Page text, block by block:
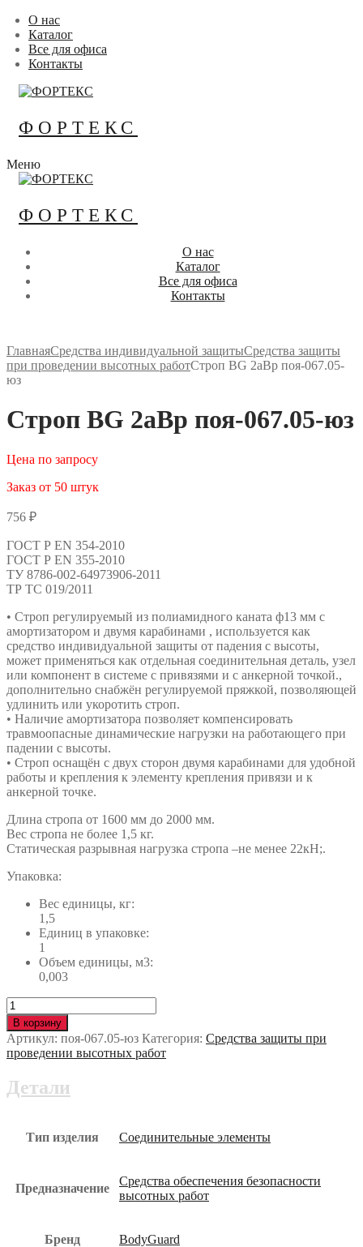
Перейти
содержимому
Меню
Закрыть
О нас
Каталог
Все для офиса
Контакты
ФОРТЕКС
Меню
ФОРТЕКС
О нас
Каталог
Все для офиса
Контакты
ГлавнаяСредства индивидуальной защитыСредства защиты
при проведении высотных работСтроп BG 2аВр поя-067.05-
юз
Строп BG 2аВр поя-067.05-юз
Цена по запросу
Заказ от 50 штук
756 ₽
ГОСТ Р ЕN 354-2010
ГОСТ Р ЕN 355-2010
ТУ 8786-002-64973906-2011
ТР ТС 019/2011
• Строп регулируемый из полиамидного каната ф13 мм с
амортизатором и двумя карабинами , используется как
средство индивидуальной защиты от падения с высоты,
может применяться как отдельная соединительная деталь, узел
или компонент в системе с привязями и с анкерной точкой.,
дополнительно снабжён регулируемой пряжкой, позволяющей
удлинить или укоротить строп.
• Наличие амортизатора позволяет компенсировать
травмоопасные динамические нагрузки на работающего при
падении с высоты.
• Строп оснащён с двух сторон двумя карабинами для удобной
работы и крепления к элементу крепления привязи и к
анкерной точке.
Длина стропа от 1600 мм до 2000 мм.
Вес стропа не более 1,5 кг.
Статическая разрывная нагрузка стропа –не менее 22кН;.
Упаковка:
Вес единицы, кг:
1,5
Единиц в упаковке:
1
Объем единицы, м3:
0,003
Количество
Строп
BG
2аВр
поя-067.05-
В корзину
Артикул: поя-067.05-юз Категория: Средства защиты при
проведении высотных работ
Детали
Тип изделия Соединительные элементы
Предназначение
Средства обеспечения безопасности
высотных работ
Бренд BodyGuard